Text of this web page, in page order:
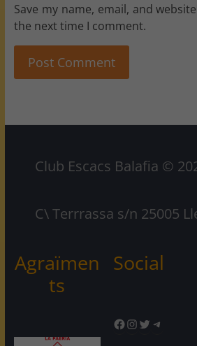
Save my name, email, and
the next time I comment.
Club Escacs Balafia ©
C\ Terrrassa s/n 25005
Agraïmen
ts
Social
Facebook
Instagram
TwitterTelegram